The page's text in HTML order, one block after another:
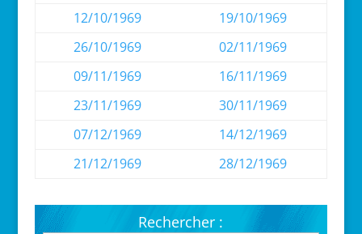
12/10/1969
19/10/1969
26/10/1969
02/11/1969
09/11/1969
16/11/1969
23/11/1969
30/11/1969
07/12/1969
14/12/1969
21/12/1969
28/12/1969
Rechercher :